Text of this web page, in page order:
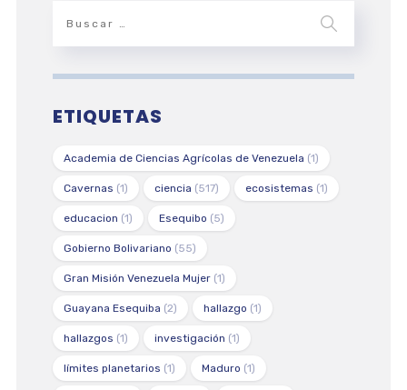
ETIQUETAS
Academia de Ciencias Agrícolas de Venezuela (1)
Cavernas (1) ciencia (517) ecosistemas (1)
educacion (1) Esequibo (5)
Gobierno Bolivariano (55)
Gran Misión Venezuela Mujer(1)
Guayana Esequiba (2) hallazgo (1)
hallazgos (1) investigación (1)
límites planetarios (1) Maduro (1)